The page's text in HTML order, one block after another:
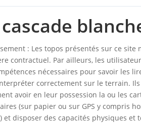
: Les topos présentés sur ce site
contractuel. Par ailleurs, les
nécessaires pour savoir les
correctement sur le terrain.
avoir en leur possession la ou les
(sur papier ou sur GPS y compris
et disposer des capacités physiques et